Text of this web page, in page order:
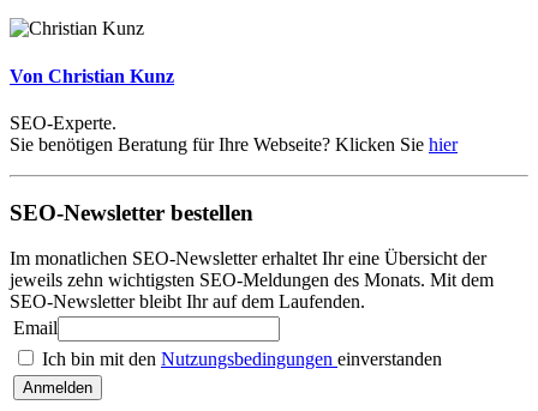
Von Christian Kunz
SEO-Experte.
Sie benötigen Beratung für Ihre Webseite? Klicken Sie hier
SEO-Newsletter bestellen
Im monatlichen SEO-Newsletter erhaltet Ihr eine Übersicht der
jeweils zehn wichtigsten SEO-Meldungen des Monats. Mit dem
SEO-Newsletter bleibt Ihr auf dem Laufenden.
Email
Ich bin mit den Nutzungsbedingungen einverstanden